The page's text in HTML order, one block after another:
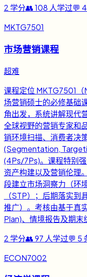
2 学分👥108 人学过💬 4
MKTG7501
市场营销课程
超难
课程定位 MKTG7501
场营销硕士的必修基础
角出发，系统讲解现代
全球视野的营销专家和
销环境扫描、消费者决
(Segmentation,
(4Ps/7Ps)。课程特别
资产构建以及营销伦理
段建立市场洞察力（环
（STP）；后期落实到
推广）。考核由基于真
Plan)、情境报告及期末
2 学分👥97 人学过💬 5
ECON7002